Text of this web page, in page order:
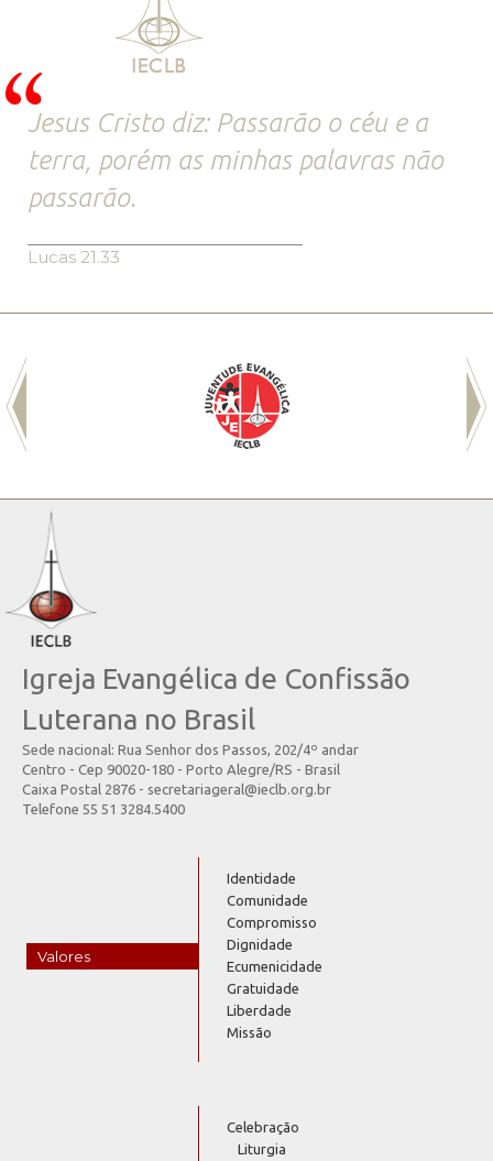
Jesus Cristo diz: Passarão o céu e a
terra, porém as minhas palavras não
passarão.
Lucas 21.33
Igreja Evangélica de Confissão
Luterana no Brasil
Sede nacional: Rua Senhor dos Passos, 202/4º andar
Centro - Cep 90020-180 - Porto Alegre/RS - Brasil
Caixa Postal 2876 - secretariageral@ieclb.org.br
Telefone 55 51 3284.5400
Valores
Identidade
Comunidade
Compromisso
Dignidade
Ecumenicidade
Gratuidade
Liberdade
Missão
Celebração
Liturgia